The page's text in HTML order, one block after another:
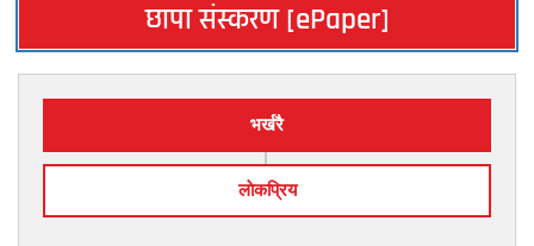
छापा संस्करण [ePaper]
भर्खरै
लाेकप्रिय